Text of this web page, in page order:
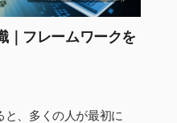
｜フレームワークを
と、多くの人が最初に